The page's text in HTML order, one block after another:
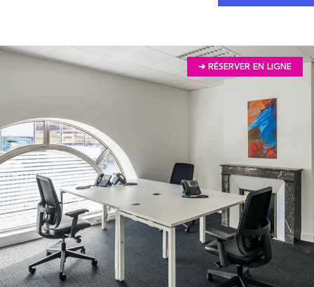
➔ RÉSERVER EN LIGNE